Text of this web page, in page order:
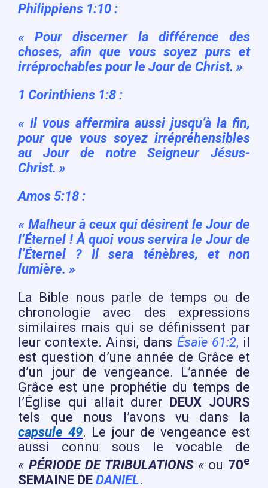
Philippiens 1:10 :
« Pour discerner la différence des
choses, afin que vous soyez purs et
irréprochables pour le Jour de Christ. »
1 Corinthiens 1:8 :
« Il vous affermira aussi jusqu’à la fin,
pour que vous soyez irrépréhensibles
au Jour de notre Seigneur Jésus-
Christ. »
Amos 5:18 :
« Malheur à ceux qui désirent le Jour de
l’Éternel ! À quoi vous servira le Jour de
l’Éternel ? Il sera ténèbres, et non
lumière. »
La Bible nous parle de temps ou de
chronologie avec des expressions
similaires mais qui se définissent par
leur contexte. Ainsi, dans Ésaïe 61:2, il
est question d’une année de Grâce et
d’un jour de vengeance. L’année de
Grâce est une prophétie du temps de
l’Église qui allait durer DEUX JOURS
tels que nous l’avons vu dans la
capsule 49. Le jour de vengeance est
aussi connu sous le vocable de
« PÉRIODE DE TRIBULATIONS « ou 70e
SEMAINE DEDANIEL.